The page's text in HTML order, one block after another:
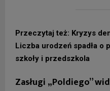
Przeczytaj też: Kryzys
Liczba urodzeń spadła o
szkoły i przedszkola
Zasługi „Poldiego”